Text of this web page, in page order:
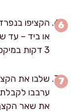
הקציפו
3 דקות במיקסר, 4-5 דקות ביד).
שלבו את
ערבבו
את שאר הקצף